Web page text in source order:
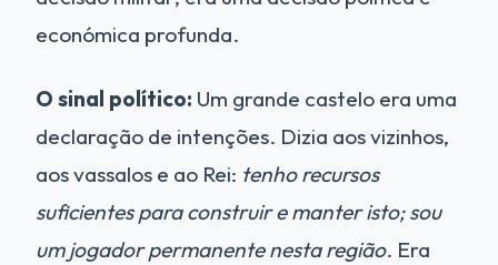
económica profunda.
O sinal político: Um grande castelo era uma
declaração de intenções. Dizia aos vizinhos,
aos vassalos e ao Rei: tenho recursos
suficientes para construir e manter isto; sou
um jogador permanente nesta região. Era